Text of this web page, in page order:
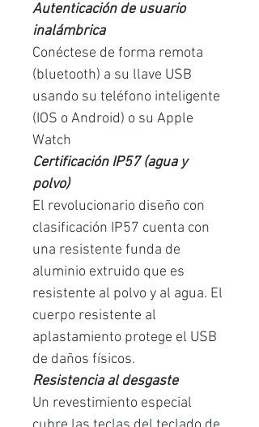
Autenticación de usuario
inalámbrica
Conéctese de forma remota
(bluetooth) a su llave USB
usando su teléfono inteligente
(IOS o Android) o su Apple
Watch
Certificación IP57 (agua y
polvo)
El revolucionario diseño con
clasificación IP57 cuenta con
una resistente funda de
aluminio extruido que es
resistente al polvo y al agua. El
cuerpo resistente al
aplastamiento protege el USB
de daños físicos.
Resistencia al desgaste
Un revestimiento especial